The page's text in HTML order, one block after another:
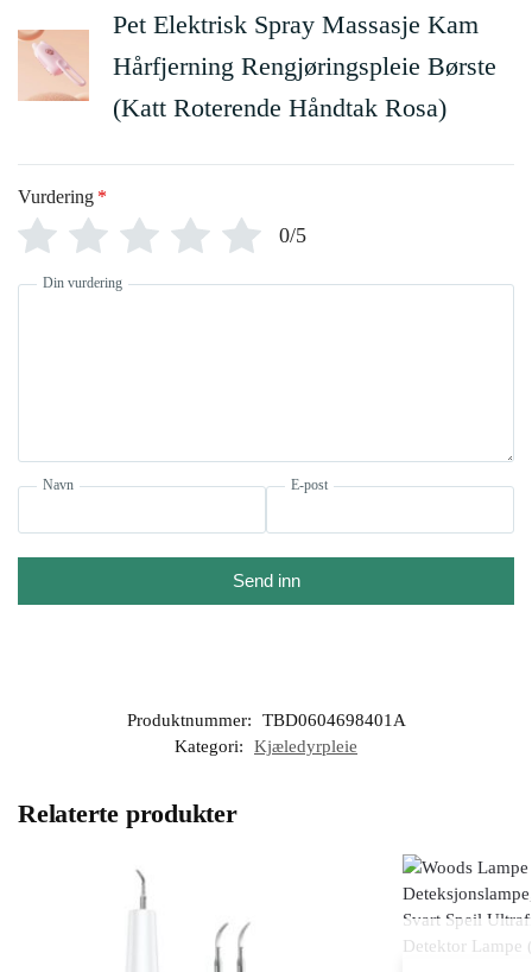
Pet Elektrisk Spray Massasje Kam
Hårfjerning Rengjøringspleie Børste
(Katt Roterende Håndtak Rosa)
Vurdering *
0/5
Din vurdering
Navn E-post
Send inn
Produktnummer:
TBD0604698401A
Kategori:
Kjæledyrpleie
Relaterte produkter